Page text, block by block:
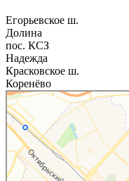
Егорьевское ш.
Долина
пос. КСЗ
Надежда
Красковское ш.
Коренёво